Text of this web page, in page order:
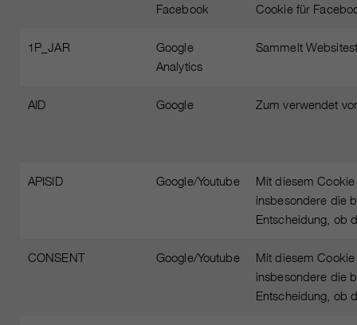
Facebook Cookie für
1P_JAR
Google
Analytics
Sammelt
AID Google Zum verwendet
APISID Google/Youtube
Mit diesem
insbesondere die
Entscheidung, ob
CONSENT Google/Youtube
Mit diesem
insbesondere die
Entscheidung, ob